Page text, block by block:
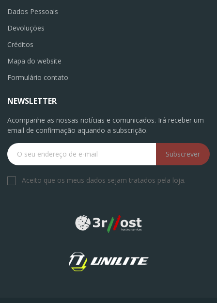
Dados Pessoais
Devoluções
Créditos
Mapa do website
Formulário contato
NEWSLETTER
Acompanhe as nossas notícias e comunicados. Irá receber um
email de confirmação aquando a subscrição.
Subscrever
Aceito que os meus dados sejam tratados pela loja.